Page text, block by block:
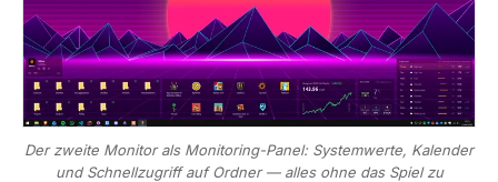
Der zweite Monitor als Monitoring-Panel: Systemwerte, Kalender
und Schnellzugriff auf Ordner — alles ohne das Spiel zu